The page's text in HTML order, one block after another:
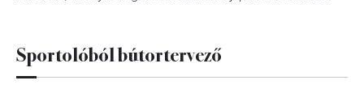
Sportolóból bútortervező